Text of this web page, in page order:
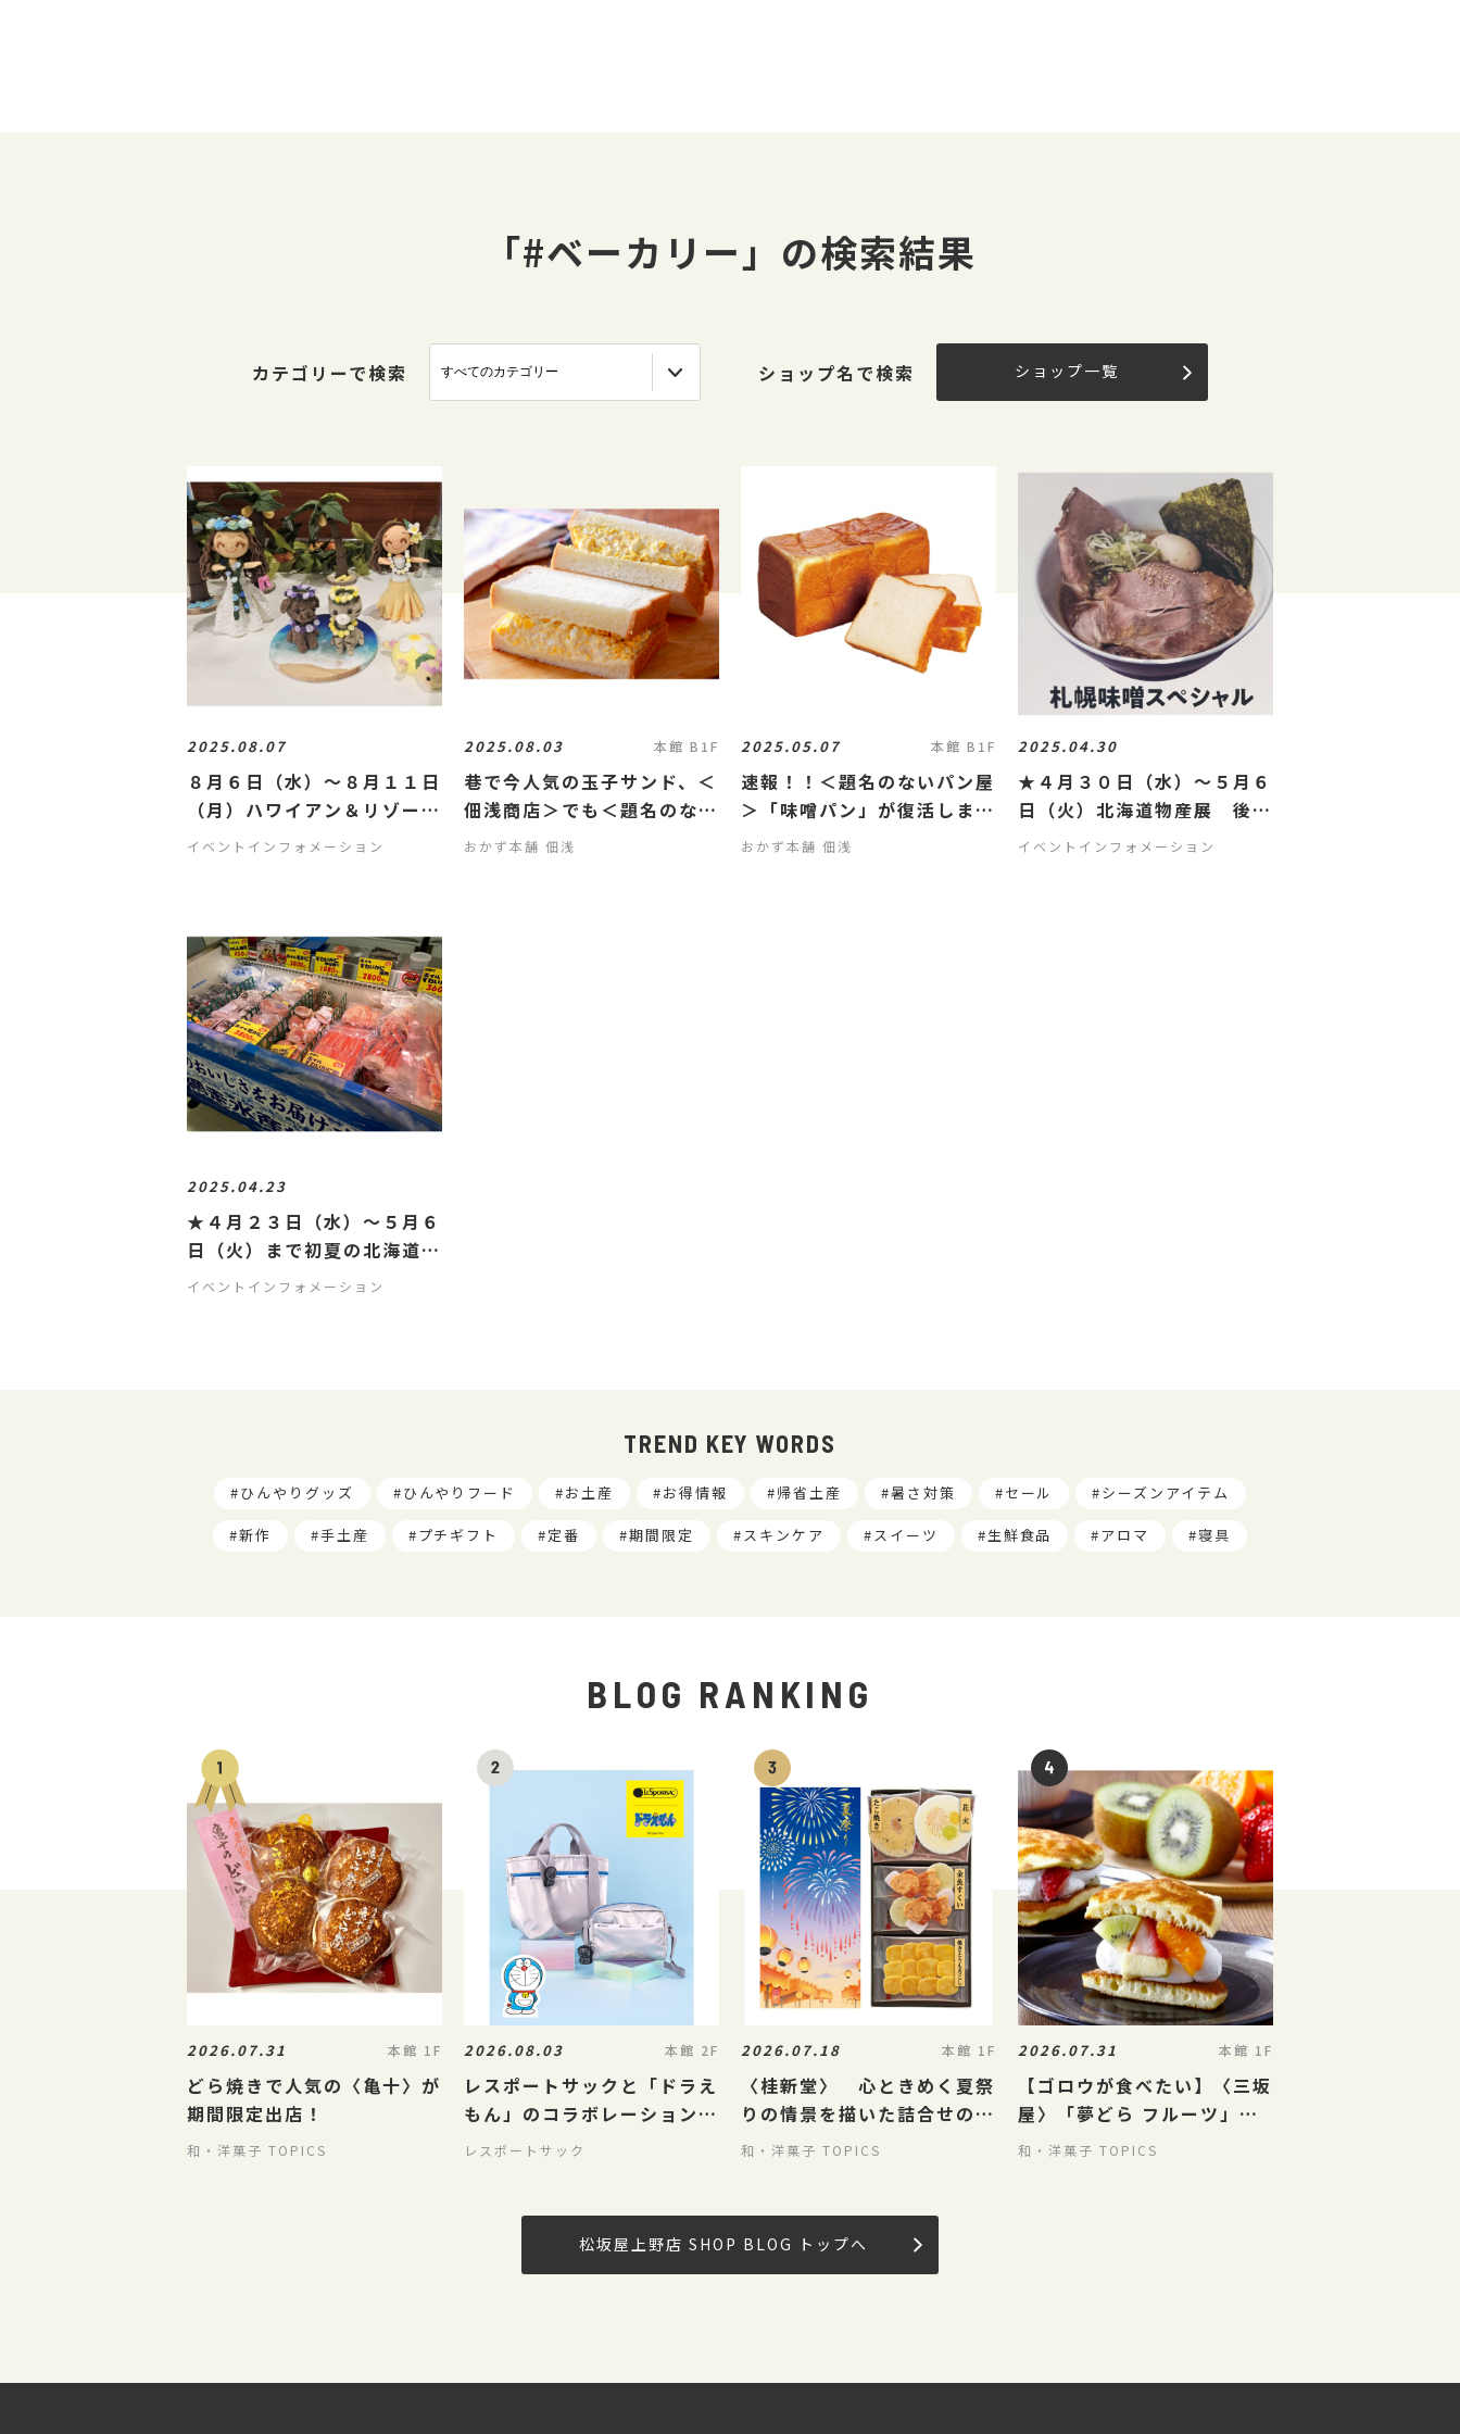
「#ベーカリー」の検索結果
カテゴリーで検索 ショップ名で検索 ショップ一覧
2025.08.07
８月６日（水）～８月１１日
（月）ハワイアン＆リゾート
フェア🌴
イベントインフォメーション
2025.08.03 本館 B1F
巷で今人気の玉子サンド、＜
佃浅商店＞でも＜題名のない
パン屋＞から「玉子たっぷり
おかず本舗 佃浅
2025.05.07 本館 B1F
速報！！＜題名のないパン屋
＞「味噌パン」が復活します
🍞🍞
おかず本舗 佃浅
2025.04.30
★４月３０日（水）～５月６
日（火）北海道物産展 後半
戦スタート＼(^o^)／
イベントインフォメーション
2025.04.23
★４月２３日（水）～５月６
日（火）まで初夏の北海道物
産展開催中！！
イベントインフォメーション
TREND KEY WORDS
ひんやりグッズ ひんやりフード お土産 お得情報 帰省土産 暑さ対策 セール シーズンアイテム
新作 手土産 プチギフト 定番 期間限定 スキンケア スイーツ 生鮮食品 アロマ 寝具
BLOG RANKING
2026.07.31 本館 1F
どら焼きで人気の〈亀十〉が
期間限定出店！
和・洋菓子 TOPICS
2026.08.03 本館 2F
レスポートサックと「ドラえ
もん」のコラボレーションが
8/5（水）に発売
レスポートサック
2026.07.18 本館 1F
〈桂新堂〉 心ときめく夏祭
りの情景を描いた詰合せのご
紹介！
和・洋菓子 TOPICS
2026.07.31 本館 1F
【ゴロウが食べたい】〈三坂
屋〉「夢どら フルーツ」が
気になりすぎる…！🍓☁️
和・洋菓子 TOPICS
松坂屋上野店 SHOP BLOG トップへ